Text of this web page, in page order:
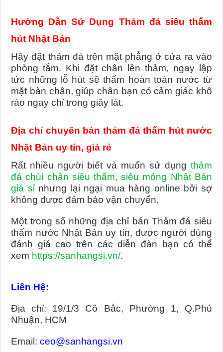
Hướng Dẫn Sử Dụng Thảm đá siêu thấm
hút Nhật Bản
Hãy đặt thảm đá trên mặt phẳng ở cửa ra vào
phòng tắm. Khi đặt chân lên thảm, ngay lập
tức những lỗ hút sẽ thấm hoàn toàn nước từ
mặt bàn chân, giúp chân bạn có cảm giác khô
ráo ngay chỉ trong giây lát.
Địa chỉ chuyên bán thảm đá thấm hút nước
Nhật Bản uy tín, giá rẻ
Rất nhiều người biết và muốn sử dụng thảm
đá chùi chân siêu thấm, siêu mỏng Nhật Bản
giá sỉnhưng lại ngại mua hàng online bởi sợ
không được đảm bảo vận chuyển.
Một trong số những địa chỉ bán Thảm đá siêu
thấm nước Nhật Bản uy tín, được người dùng
đánh giá cao trên các diễn đàn bạn có thể
xem https://sanhangsi.vn/.
Liên Hệ:
Địa chỉ: 19/1/3 Cô Bắc, Phường 1, Q.Phú
Nhuận, HCM
Email:ceo@sanhangsi.vn